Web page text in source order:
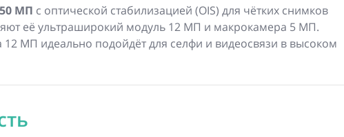
50 МП с оптической стабилизацией (OIS) для чётких снимков
её ультраширокий модуль 12 МП и макрокамера 5 МП.
МП идеально подойдёт для селфи и видеосвязи в высоком